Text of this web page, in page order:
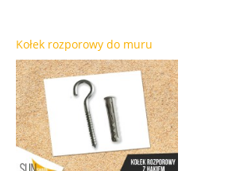
Kołek rozporowy do muru